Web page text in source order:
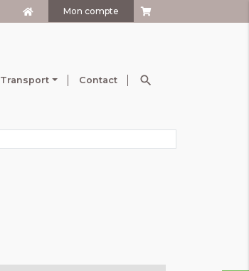
Mon compte
Transport Contact search